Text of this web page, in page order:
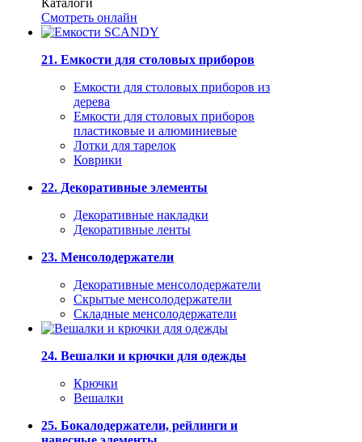
Каталоги
Смотреть онлайн
21. Емкости для столовых приборов
Емкости для столовых приборов из
дерева
Емкости для столовых приборов
пластиковые и алюминиевые
Лотки для тарелок
Коврики
22. Декоративные элементы
Декоративные накладки
Декоративные ленты
23. Менсолодержатели
Декоративные менсолодержатели
Скрытые менсолодержатели
Складные менсолодержатели
24. Вешалки и крючки для одежды
Крючки
Вешалки
25. Бокалодержатели, рейлинги и